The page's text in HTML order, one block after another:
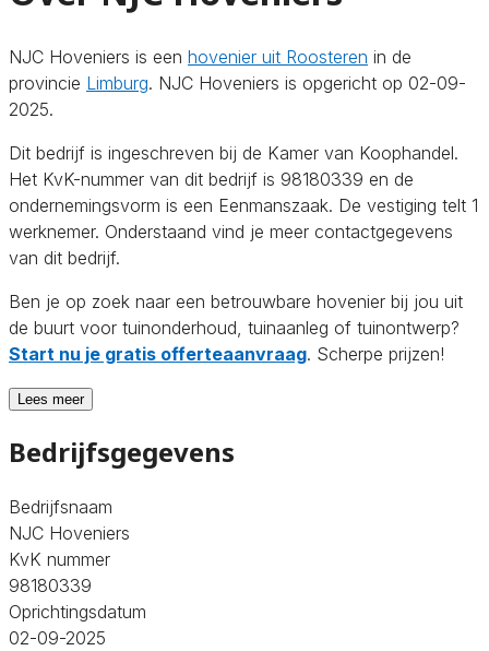
NJC Hoveniers is een hovenier uit Roosteren in de
provincie Limburg. NJC Hoveniers is opgericht op 02-09-
2025.
Dit bedrijf is ingeschreven bij de Kamer van Koophandel.
Het KvK-nummer van dit bedrijf is 98180339 en de
ondernemingsvorm is een Eenmanszaak. De vestiging telt 1
werknemer. Onderstaand vind je meer contactgegevens
van dit bedrijf.
Ben je op zoek naar een betrouwbare hovenier bij jou uit
de buurt voor tuinonderhoud, tuinaanleg of tuinontwerp?
Start nu je gratis offerteaanvraag. Scherpe prijzen!
Lees meer
Bedrijfsgegevens
Bedrijfsnaam
NJC Hoveniers
KvK nummer
98180339
Oprichtingsdatum
02-09-2025